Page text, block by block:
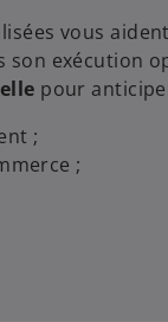
vous
son exécution
pour
;
;